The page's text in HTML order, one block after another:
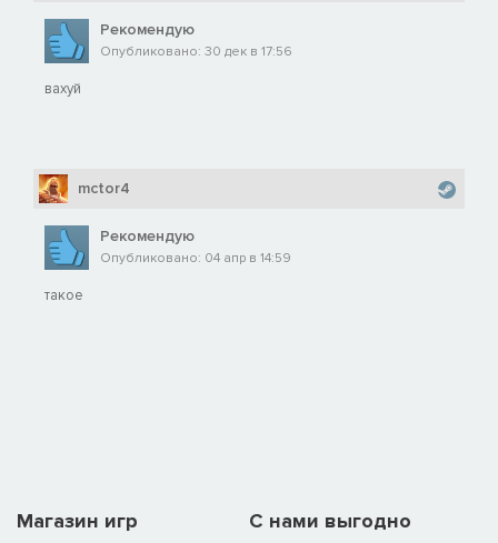
Рекомендую
Опубликовано: 30 дек в 17:56
вахуй
mctor4
Рекомендую
Опубликовано: 04 апр в 14:59
такое
Магазин игр C нами выгодно